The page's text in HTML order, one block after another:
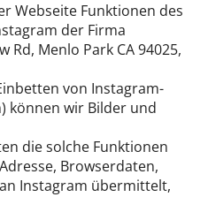
Webseite Funktionen des
der Firma
Rd, Menlo Park CA 94025,
von Instagram-
können wir Bilder und
die solche Funktionen
Browserdaten,
Instagram übermittelt,